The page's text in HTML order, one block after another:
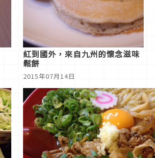
紅到國外，來自九州的懷念滋味
鬆餅
2015年07月14日